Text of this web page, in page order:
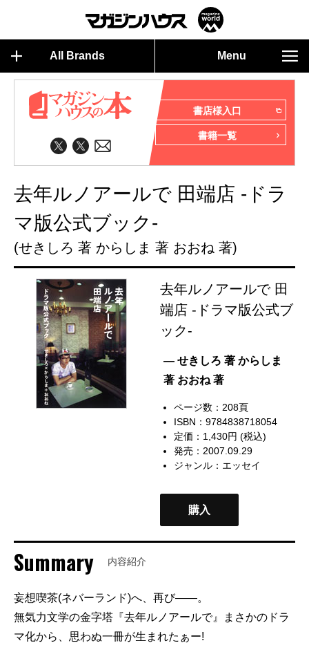
All Brands Menu
書店様入口
書籍一覧
去年ルノアールで 田端店 -ドラ
マ版公式ブック-
(せきしろ 著 からしま 著 おおね 著)
去年ルノアールで 田
端店 -ドラマ版公式ブ
ック-
— せきしろ 著 からしま
著 おおね 著
ページ数：208頁
ISBN：9784838718054
定価：1,430円 (税込)
発売：2007.09.29
ジャンル： エッセイ
購入
Summary 内容紹介
妄想喫茶(ネバーランド)へ、再び――。
無気力文学の金字塔『去年ルノアールで』まさかのドラ
マ化から、思わぬ一冊が生まれたぁー!